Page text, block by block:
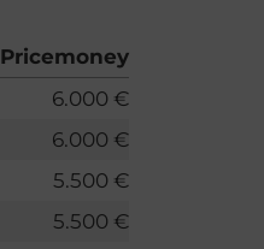
Pricemoney
6.000 €
6.000 €
5.500 €
5.500 €